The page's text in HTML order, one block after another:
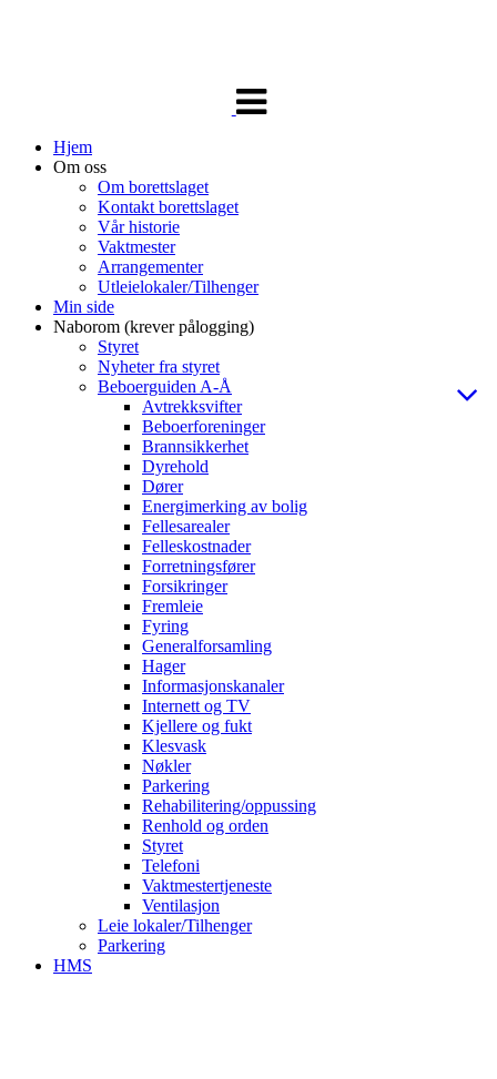
navigasjon
Hjem
Om oss
Om borettslaget
Kontakt borettslaget
Vår historie
Vaktmester
Arrangementer
Utleielokaler/Tilhenger
Min side
Naborom (krever pålogging)
Styret
Nyheter fra styret
Beboerguiden A-Å
Avtrekksvifter
Beboerforeninger
Brannsikkerhet
Dyrehold
Dører
Energimerking av bolig
Fellesarealer
Felleskostnader
Forretningsfører
Forsikringer
Fremleie
Fyring
Generalforsamling
Hager
Informasjonskanaler
Internett og TV
Kjellere og fukt
Klesvask
Nøkler
Parkering
Rehabilitering/oppussing
Renhold og orden
Styret
Telefoni
Vaktmestertjeneste
Ventilasjon
Leie lokaler/Tilhenger
Parkering
HMS